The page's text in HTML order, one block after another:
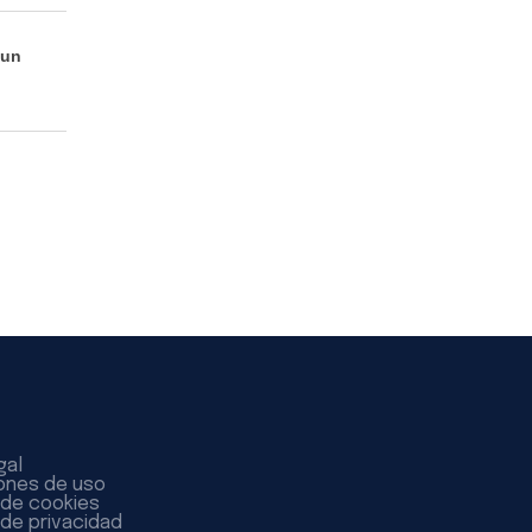
de uso
cookies
privacidad